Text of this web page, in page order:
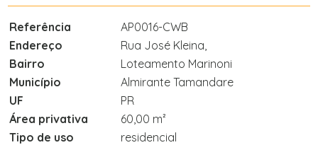
Referência
AP0016-CWB
Endereço
Rua José Kleina,
Bairro
Loteamento Marinoni
Município
Almirante Tamandare
UF
PR
Área privativa
60,00 m²
Tipo de uso
residencial